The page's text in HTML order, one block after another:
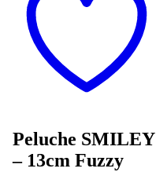
Peluche SMILEY
– 13cm Fuzzy